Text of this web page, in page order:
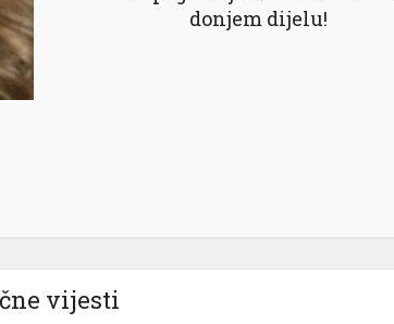
donjem dijelu!
vijesti